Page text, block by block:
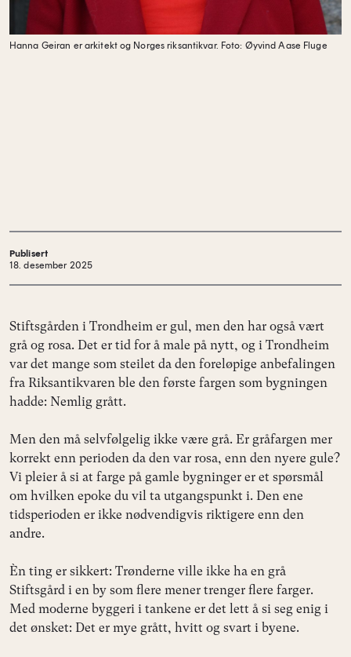
Hanna Geiran er arkitekt og Norges riksantikvar. Foto: Øyvind Aase Fluge
Publisert
18. desember 2025
Stiftsgården i Trondheim er gul, men den har også vært
grå og rosa. Det er tid for å male på nytt, og i Trondheim
var det mange som steilet da den foreløpige anbefalingen
fra Riksantikvaren ble den første fargen som bygningen
hadde: Nemlig grått.
Men den må selvfølgelig ikke være grå. Er gråfargen mer
korrekt enn perioden da den var rosa, enn den nyere gule?
Vi pleier å si at farge på gamle bygninger er et spørsmål
om hvilken epoke du vil ta utgangspunkt i. Den ene
tidsperioden er ikke nødvendigvis riktigere enn den
andre.
Èn ting er sikkert: Trønderne ville ikke ha en grå
Stiftsgård i en by som flere mener trenger flere farger.
Med moderne byggeri i tankene er det lett å si seg enig i
det ønsket: Det er mye grått, hvitt og svart i byene.